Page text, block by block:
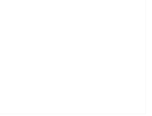
je 5 z 5 hviezdičiek.